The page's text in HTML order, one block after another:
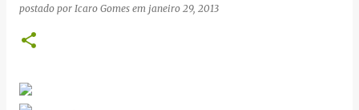
postado por Icaro Gomes em janeiro 29, 2013